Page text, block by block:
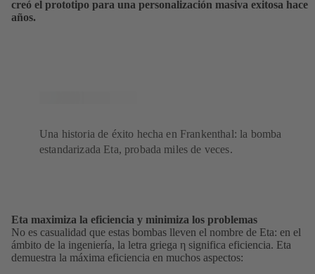
creó el prototipo para una personalización masiva exitosa hace
años.
Una historia de éxito hecha en Frankenthal: la bomba
estandarizada Eta, probada miles de veces.
Eta maximiza la eficiencia y minimiza los problemas
No es casualidad que estas bombas lleven el nombre de Eta: en el
ámbito de la ingeniería, la letra griega η significa eficiencia. Eta
demuestra la máxima eficiencia en muchos aspectos: